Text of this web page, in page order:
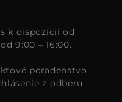
k dispozícií od
9:00 – 16:00.
poradenstvo,
z odberu: